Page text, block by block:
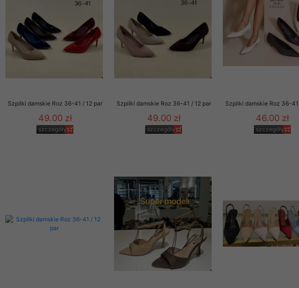
Szpilki damskie Roz 36-41 / 12 par
49.00 zł
szczegóły
Szpilki damskie Roz 36-41 / 12 par
49.00 zł
szczegóły
Szpilki damskie Roz 36-41
46.00 zł
szczegóły